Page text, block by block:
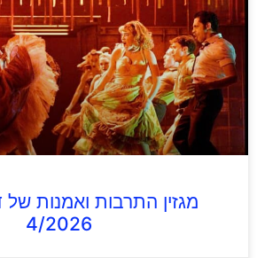
מגזין התרבות ואמנות
4/2026